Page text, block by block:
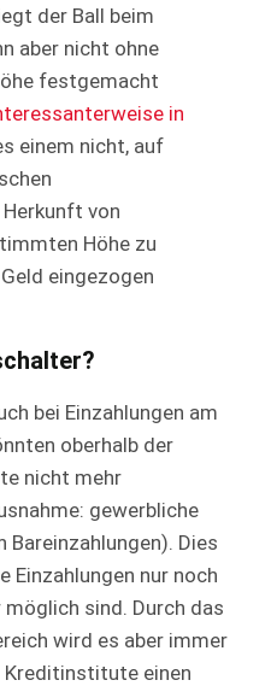
der Ball beim
aber nicht ohne
festgemacht
in
einem nicht, auf
von
Höhe zu
eingezogen
bei Einzahlungen am
oberhalb der
nicht mehr
gewerbliche
Dies
Einzahlungen nur noch
sind. Durch das
wird es aber immer
Kreditinstitute einen